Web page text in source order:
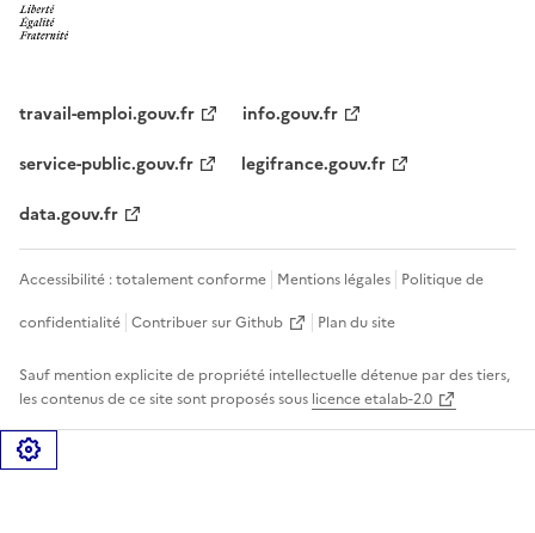
travail-emploi.gouv.fr
info.gouv.fr
service-public.gouv.fr
legifrance.gouv.fr
data.gouv.fr
Accessibilité : totalement conforme Mentions légales Politique de
confidentialité Contribuer sur Github Plan du site
Sauf mention explicite de propriété intellectuelle détenue par des tiers,
les contenus de ce site sont proposés sous licence etalab-2.0
Gérer les cookies